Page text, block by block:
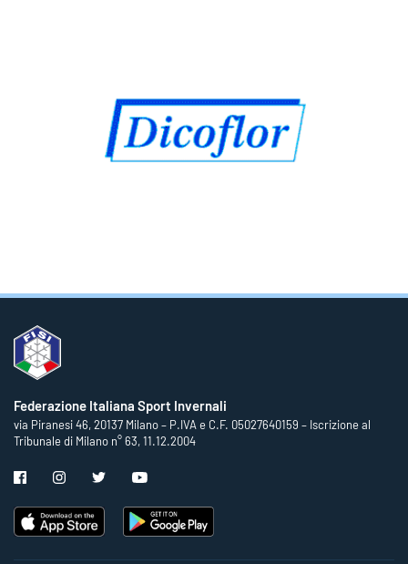
Federazione Italiana Sport Invernali
via Piranesi 46, 20137 Milano – P.IVA e C.F. 05027640159 – Iscrizione al
Tribunale di Milano n° 63, 11.12.2004